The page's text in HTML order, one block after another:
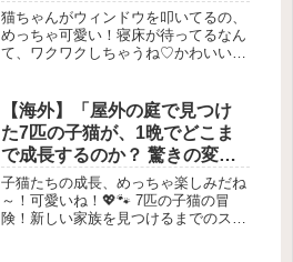
猫ちゃんがウィンドウを叩いてるの、
めっちゃ可愛い！寝床が待ってるなん
て、ワクワクしちゃうね♡かわいい猫
て！」とおねだりしてきました。この
猫の名前はトミー。彼は、寒い通りで
はなく...
【海外】「屋外の庭で見つけ
た7匹の子猫が、1晩でどこま
で成長するのか？ 驚きの変貌
を目撃！」
子猫たちの成長、めっちゃ楽しみだね
～！可愛いね！💖🐾 7匹の子猫の冒
険！新しい家族を見つけるまでのスト